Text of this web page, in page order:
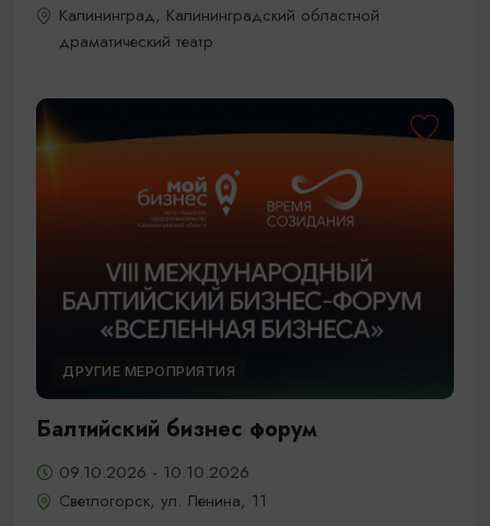
Калининград, Калининградский областной
драматический театр
ДРУГИЕ МЕРОПРИЯТИЯ
Балтийский бизнес форум
09.10.2026 - 10.10.2026
Светлогорск, ул. Ленина, 11